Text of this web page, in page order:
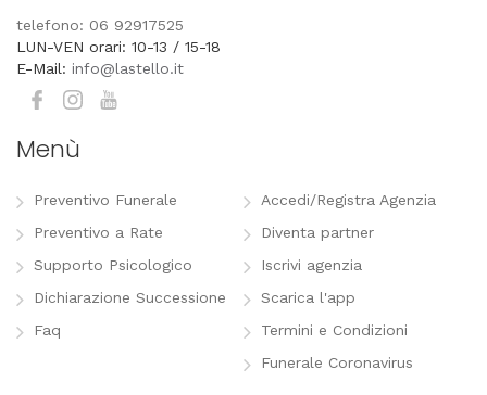
telefono: 06 92917525
LUN-VEN orari: 10-13 / 15-18
E-Mail: info@lastello.it
Menù
Preventivo Funerale
Preventivo a Rate
Supporto Psicologico
Dichiarazione Successione
Faq
Accedi/Registra Agenzia
Diventa partner
Iscrivi agenzia
Scarica l'app
Termini e Condizioni
Funerale Coronavirus